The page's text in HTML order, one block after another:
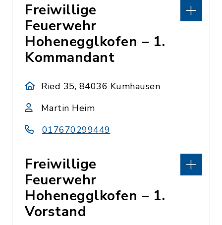
Freiwillige
Feuerwehr
Hohenegglkofen – 1.
Kommandant
Ried 35, 84036 Kumhausen
Martin Heim
017670299449
Freiwillige
Feuerwehr
Hohenegglkofen – 1.
Vorstand